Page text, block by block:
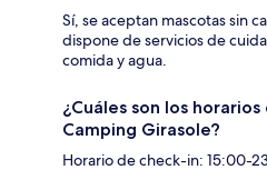
Sí, se aceptan mascotas sin
dispone de servicios de
comida y agua.
¿Cuáles son los
Camping Girasole?
Horario de check-in: 15:00-